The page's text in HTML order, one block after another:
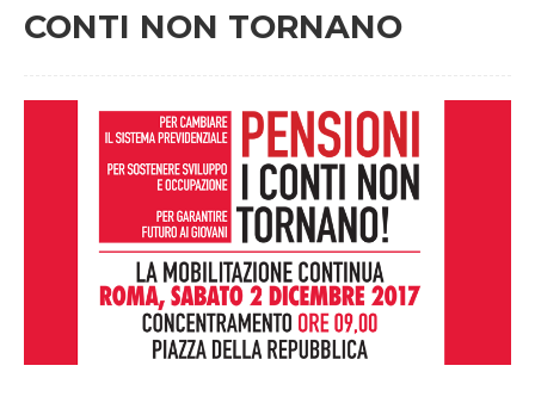
CONTI NON TORNANO